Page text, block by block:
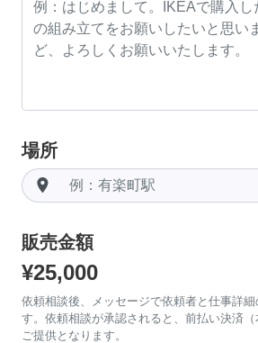
場所
room
販売金額
¥25,000
依頼相談後、メッセージで依頼者と仕事詳
す。依頼相談が承認されると、前払い決済
ご提供となります。